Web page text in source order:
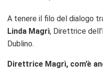
A tenere il filo del dialogo
Linda Magrì, Direttrice
Dublino.
Direttrice Magrì, com’è